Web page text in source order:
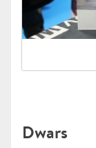
Dwars